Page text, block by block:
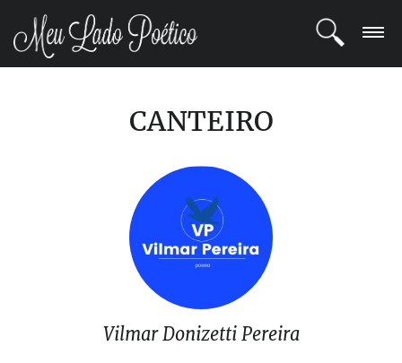
CANTEIRO
Vilmar Donizetti Pereira